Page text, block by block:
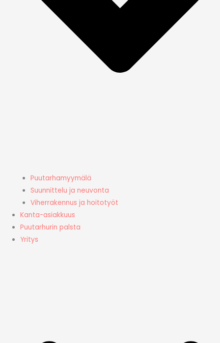
Puutarhamyymälä
Suunnittelu ja neuvonta
Viherrakennus ja hoitotyöt
Kanta-asiakkuus
Puutarhurin palsta
Yritys